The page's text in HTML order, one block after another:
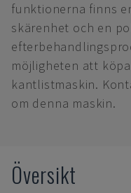
funktionerna finns
skärenhet och en
möjligheten att
kantlistmaskin.
om denna maskin.
Översikt